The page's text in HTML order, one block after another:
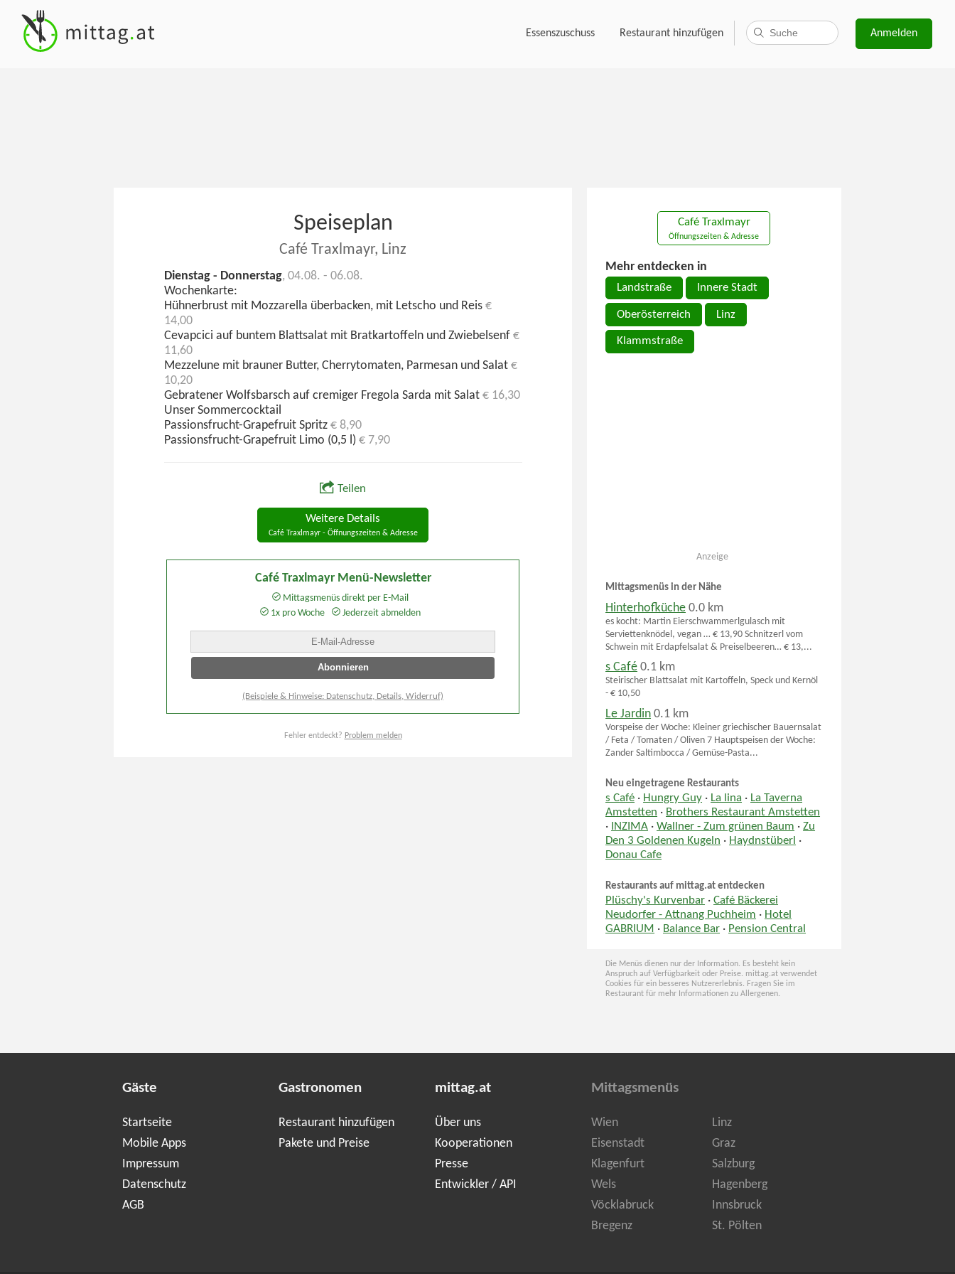
Essenszuschuss Restaurant hinzufügen Anmelden
Speiseplan
Café Traxlmayr, Linz
Dienstag - Donnerstag, 04.08. - 06.08.
Wochenkarte:
Hühnerbrust mit Mozzarella überbacken, mit Letscho und Reis €
14,00
Cevapcici auf buntem Blattsalat mit Bratkartoffeln und Zwiebelsenf €
11,60
Mezzelune mit brauner Butter, Cherrytomaten, Parmesan und Salat €
10,20
Gebratener Wolfsbarsch auf cremiger Fregola Sarda mit Salat € 16,30
Unser Sommercocktail
Passionsfrucht-Grapefruit Spritz € 8,90
Passionsfrucht-Grapefruit Limo (0,5 l) € 7,90
Teilen
Weitere Details
Café Traxlmayr - Öffnungszeiten & Adresse
Café Traxlmayr Menü-Newsletter
Mittagsmenüs direkt per E-Mail
1x pro Woche
Jederzeit abmelden
(Beispiele & Hinweise: Datenschutz, Details, Widerruf)
Fehler entdeckt? Problem melden
Café Traxlmayr
Öffnungszeiten & Adresse
Mehr entdecken in
Landstraße Innere Stadt
Oberösterreich Linz
Klammstraße
Anzeige
Mittagsmenüs in der Nähe
Hinterhofküche 0.0 km
es kocht: Martin Eierschwammerlgulasch mit
Serviettenknödel, vegan … € 13,90 Schnitzerl vom
Schwein mit Erdapfelsalat & Preiselbeeren… € 13,...
s Café 0.1 km
Steirischer Blattsalat mit Kartoffeln, Speck und Kernöl
- € 10,50
Le Jardin 0.1 km
Vorspeise der Woche: Kleiner griechischer Bauernsalat
/ Feta / Tomaten / Oliven 7 Hauptspeisen der Woche:
Zander Saltimbocca / Gemüse-Pasta...
Neu eingetragene Restaurants
s Café · Hungry Guy · La lina · La Taverna
Amstetten · Brothers Restaurant Amstetten
·
INZIMA ·Wallner - Zum grünen Baum ·Zu
Den 3 Goldenen Kugeln · Haydnstüberl ·
Donau Cafe
Restaurants auf mittag.at entdecken
Plüschy's Kurvenbar ·Café Bäckerei
Neudorfer - Attnang Puchheim · Hotel
GABRIUM · Balance Bar · Pension Central
Die Menüs dienen nur der Information. Es besteht kein
Anspruch auf Verfügbarkeit oder Preise. mittag.at verwendet
Cookies für ein besseres Nutzererlebnis. Fragen Sie im
Restaurant für mehr Informationen zu Allergenen.
Gäste
Startseite
Mobile Apps
Impressum
Datenschutz
AGB
Gastronomen
Restaurant hinzufügen
Pakete und Preise
mittag.at
Über uns
Kooperationen
Presse
Entwickler / API
Mittagsmenüs
Wien
Linz
Eisenstadt
Graz
Klagenfurt
Salzburg
Wels
Hagenberg
Vöcklabruck
Innsbruck
Bregenz
St. Pölten